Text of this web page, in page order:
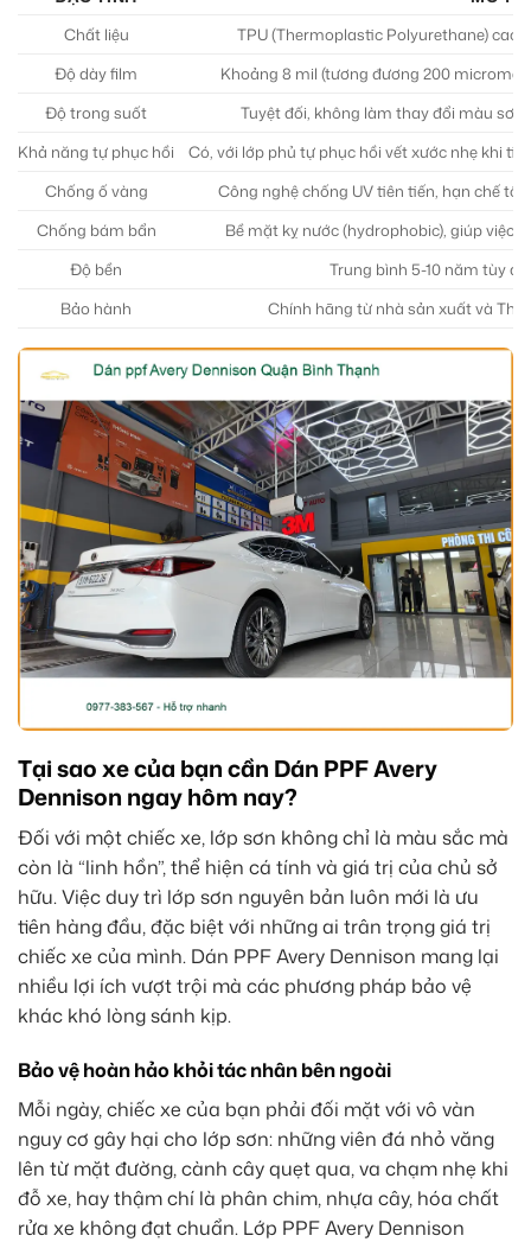
Chất liệu
TPU (Thermoplastic Polyurethane) cao
Độ dày film
Khoảng 8 mil (tương đương 200
Độ trong suốt
Tuyệt đối, không làm thay đổi màu sơn
Khả năng tự phục hồi
Có, với lớp phủ tự phục hồi vết xước nhẹ khi
Chống ố vàng
Công nghệ chống UV tiên tiến, hạn chế
Chống bám bẩn
Bề mặt kỵ nước (hydrophobic), giúp việc
Độ bền
Trung bình 5-10 năm tùy
Bảo hành
Chính hãng từ nhà sản xuất và
Tại sao xe của bạn cần Dán PPF Avery
Dennison ngay hôm nay?
Đối với một chiếc xe, lớp sơn không chỉ là màu sắc mà
còn là “linh hồn”, thể hiện cá tính và giá trị của chủ sở
hữu. Việc duy trì lớp sơn nguyên bản luôn mới là ưu
tiên hàng đầu, đặc biệt với những ai trân trọng giá trị
chiếc xe của mình. Dán PPF Avery Dennison mang lại
nhiều lợi ích vượt trội mà các phương pháp bảo vệ
khác khó lòng sánh kịp.
Bảo vệ hoàn hảo khỏi tác nhân bên ngoài
Mỗi ngày, chiếc xe của bạn phải đối mặt với vô vàn
nguy cơ gây hại cho lớp sơn: những viên đá nhỏ văng
lên từ mặt đường, cành cây quẹt qua, va chạm nhẹ khi
đỗ xe, hay thậm chí là phân chim, nhựa cây, hóa chất
rửa xe không đạt chuẩn. Lớp PPF Avery Dennison